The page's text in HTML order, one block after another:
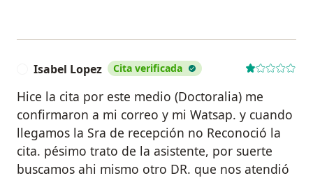
Isabel Lopez Cita verificada
Hice la cita por este medio (Doctoralia) me
confirmaron a mi correo y mi Watsap. y cuando
llegamos la Sra de recepción no Reconoció la
cita. pésimo trato de la asistente, por suerte
buscamos ahi mismo otro DR. que nos atendió